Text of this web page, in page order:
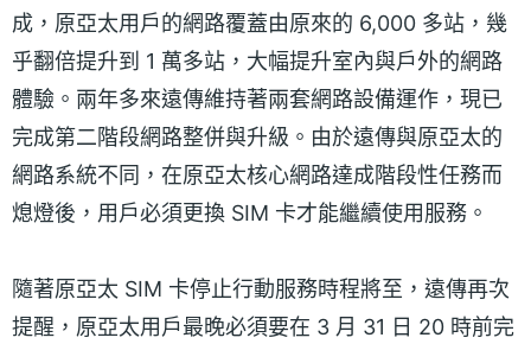
成，原亞太用戶的網路覆蓋由原來的 6,000 多站，幾
乎翻倍提升到 1 萬多站，大幅提升室內與戶外的網路
體驗。兩年多來遠傳維持著兩套網路設備運作，現已
完成第二階段網路整併與升級。由於遠傳與原亞太的
網路系統不同，在原亞太核心網路達成階段性任務而
熄燈後，用戶必須更換 SIM 卡才能繼續使用服務。
隨著原亞太 SIM 卡停止行動服務時程將至，遠傳再次
提醒，原亞太用戶最晚必須要在 3 月 31 日 20 時前完